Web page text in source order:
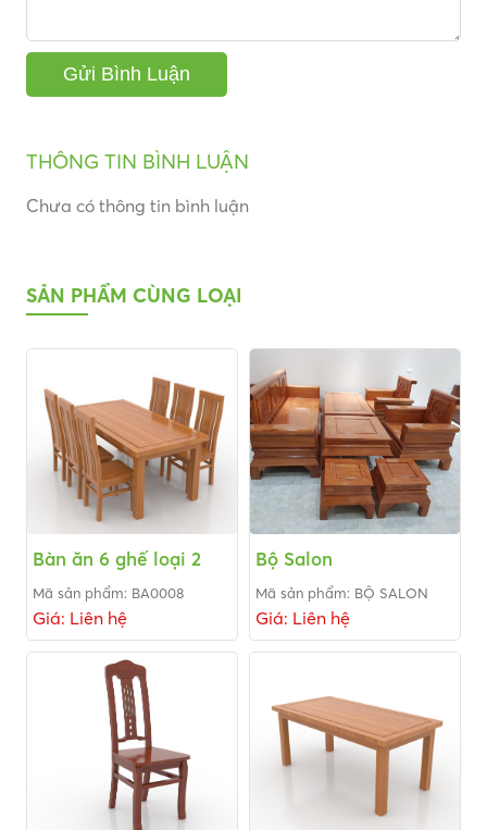
THÔNG TIN BÌNH LUẬN
Chưa có thông tin bình luận
SẢN PHẨM CÙNG LOẠI
Bàn ăn 6 ghế loại 2
Mã sản phẩm: BA0008
Giá: Liên hệ
Bộ Salon
Mã sản phẩm: BỘ SALON
Giá: Liên hệ